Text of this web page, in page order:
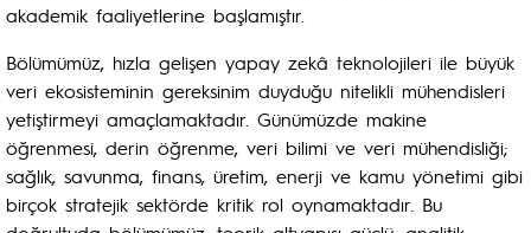
akademik faaliyetlerine başlamıştır.
Bölümümüz, hızla gelişen yapay zekâ teknolojileri ile büyük
veri ekosisteminin gereksinim duyduğu nitelikli mühendisleri
yetiştirmeyi amaçlamaktadır. Günümüzde makine
öğrenmesi, derin öğrenme, veri bilimi ve veri mühendisliği;
sağlık, savunma, finans, üretim, enerji ve kamu yönetimi gibi
birçok stratejik sektörde kritik rol oynamaktadır. Bu